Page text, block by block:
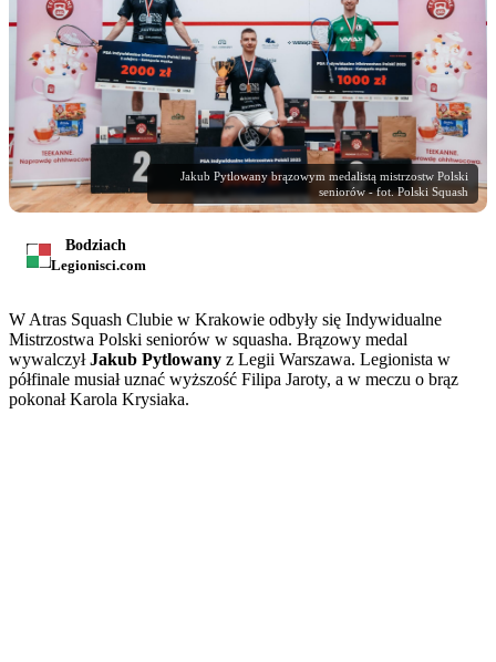
Jakub Pytlowany brązowym medalistą mistrzostw Polski
seniorów - fot. Polski Squash
Bodziach
Legionisci.com
W Atras Squash Clubie w Krakowie odbyły się Indywidualne
Mistrzostwa Polski seniorów w squasha. Brązowy medal
wywalczyłJakub Pytlowany z Legii Warszawa. Legionista w
półfinale musiał uznać wyższość Filipa Jaroty, a w meczu o brąz
pokonał Karola Krysiaka.